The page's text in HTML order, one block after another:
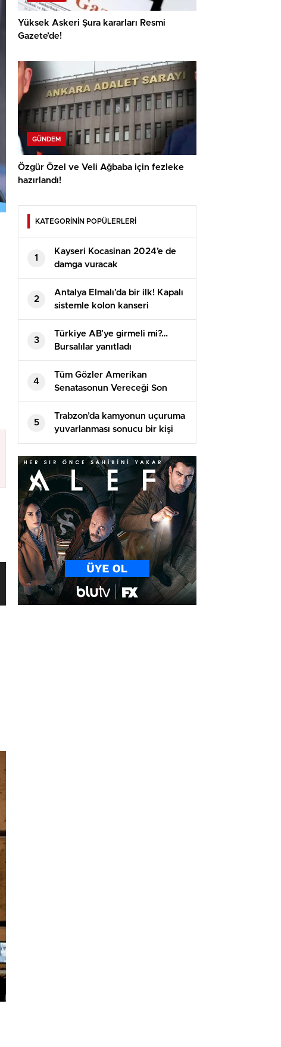
Yüksek Askeri Şura kararları Resmi
Gazete’de!
GÜNDEM
Özgür Özel ve Veli Ağbaba için fezleke
hazırlandı!
KATEGORİNİN POPÜLERLERİ
1
Kayseri Kocasinan 2024’e de
damga vuracak
2
Antalya Elmalı’da bir ilk! Kapalı
sistemle kolon kanseri
ameliyatı yapıldı!
3
Türkiye AB’ye girmeli mi?…
Bursalılar yanıtladı
4
Tüm Gözler Amerikan
Senatasonun Vereceği Son
Kararda
5
Trabzon’da kamyonun uçuruma
yuvarlanması sonucu bir kişi
öldü